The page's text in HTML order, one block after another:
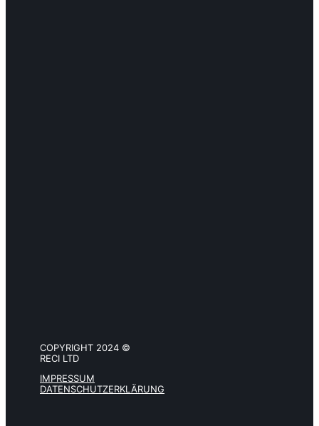
COPYRIGHT 2024 ©
RECI LTD
IMPRESSUM
DATENSCHUTZERKLÄRUNG